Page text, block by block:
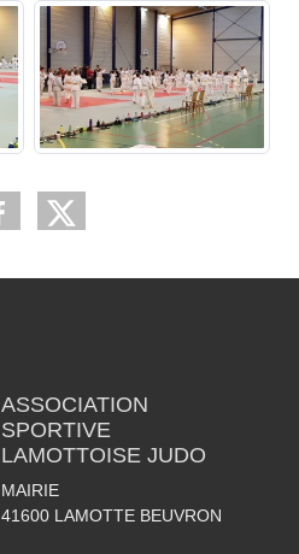
ASSOCIATION
SPORTIVE
LAMOTTOISE JUDO
MAIRIE
41600 LAMOTTE BEUVRON